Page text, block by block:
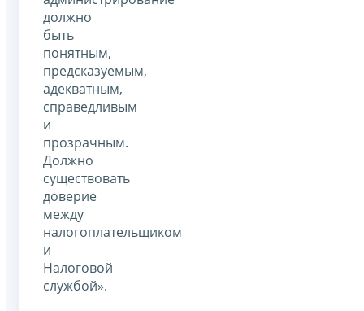
должно
быть
понятным,
предсказуемым,
адекватным,
справедливым
и
прозрачным.
Должно
существовать
доверие
между
налогоплательщиком
и
Налоговой
службой».